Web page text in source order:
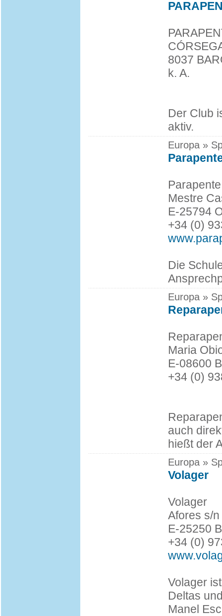
8037
k. A.
Der Club
aktiv.
Europa »
Mestre
E-25794
+34 (0)
Die
Europa »
Maria
E-08600
+34 (0)
auch
hießt der
Europa »
Volager
Volager
Afores s/n
E-25250
+34 (0)
Volager
Deltas
Manel